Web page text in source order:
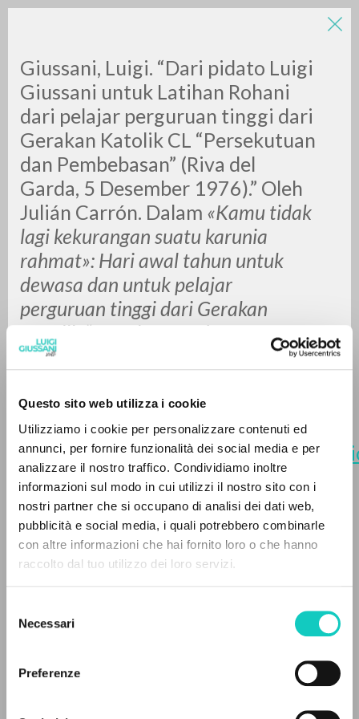
Questo sito web utilizza i cookie
Utilizziamo i cookie per personalizzare contenuti ed
annunci, per fornire funzionalità dei social media e per
analizzare il nostro traffico. Condividiamo inoltre
informazioni sul modo in cui utilizzi il nostro sito con i
nostri partner che si occupano di analisi dei dati web,
pubblicità e social media, i quali potrebbero combinarle
con altre informazioni che hai fornito loro o che hanno
raccolto dal tuo utilizzo dei loro servizi.
delNecessari
Preferenze
Giussani, Luigi. “Dari pidato Luigi
Giussani untuk Latihan Rohani
dari pelajar perguruan tinggi dari
Gerakan Katolik CL “Persekutuan
dan Pembebasan” (Riva del
Garda, 5 Desember 1976).” Oleh
Julián Carrón. Dalam «Kamu tidak
lagi kekurangan suatu karunia
rahmat»: Hari awal tahun untuk
dewasa dan untuk pelajar
perguruan tinggi dari Gerakan
Katolik “Persekutuan dan
Pembebasan” (CL)
Comunione e Liberazione, 2021.
Pdf.
https://www.clonline.org/it/
10-01-nessun-dono-di-grazia-
piu-vi-manca-2021.
[Terjemahan].
LUIGI
GIUSSANI
scritti
0RESULTS FOUND
MORE RESULTS